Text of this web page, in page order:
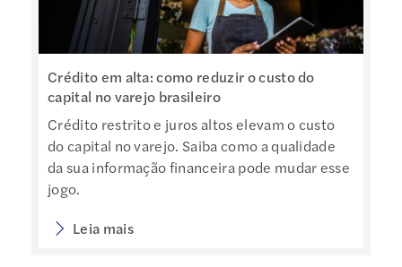
Crédito em alta: como reduzir o custo do
capital no varejo brasileiro
Crédito restrito e juros altos elevam o custo
do capital no varejo. Saiba como a qualidade
da sua informação financeira pode mudar esse
jogo.
Leia mais